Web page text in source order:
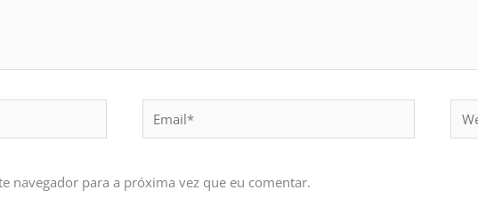
navegador para a próxima vez que eu comentar.